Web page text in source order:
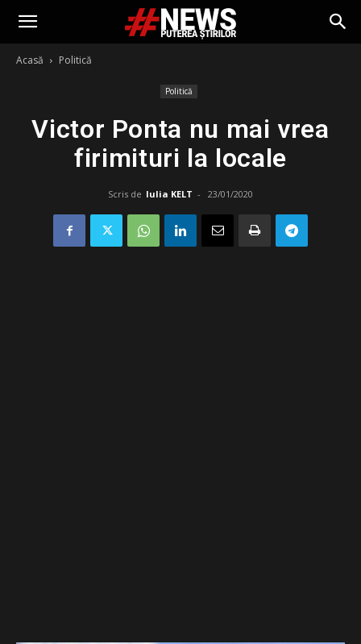
Acasă Politică
Politică
Victor Ponta nu mai vrea
firimituri la locale
Scris de Iulia KELT - 23/01/2020